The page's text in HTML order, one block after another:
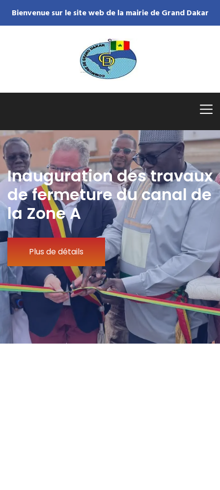
Bienvenue sur le site web de la mairie de Grand Dakar
Inauguration des travaux
de fermeture du canal de
la Zone A
Plus de détails